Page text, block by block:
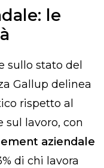
le
sullo stato del
Gallup delinea
rispetto al
lavoro, con
aziendale
di chi lavora